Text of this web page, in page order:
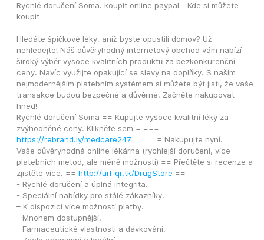
Rychlé doručení Soma. koupit online paypal - Kde si můžete
koupit
Hledáte špičkové léky, aniž byste opustili domov? Už
nehledejte! Náš důvěryhodný internetový obchod vám nabízí
široký výběr vysoce kvalitních produktů za bezkonkurenční
ceny. Navíc využijte opakující se slevy na doplňky. S naším
nejmodernějším platebním systémem si můžete být jisti, že vaše
transakce budou bezpečné a důvěrné. Začněte nakupovat
hned!
Rychlé doručení Soma == Kupujte vysoce kvalitní léky za
https://rebrand.ly/medcare247
   === = Nakupujte nyní.
Vaše důvěryhodná online lékárna (rychlejší doručení, více
platebních metod, ale méně možností) == Přečtěte si recenze a
zjistěte více. == http://url-qr.tk/DrugStore ==
- Rychlé doručení a úplná integrita.
- Speciální nabídky pro stálé zákazníky.
– K dispozici více možností platby.
- Mnohem dostupnější.
- Farmaceutické vlastnosti a dávkování.